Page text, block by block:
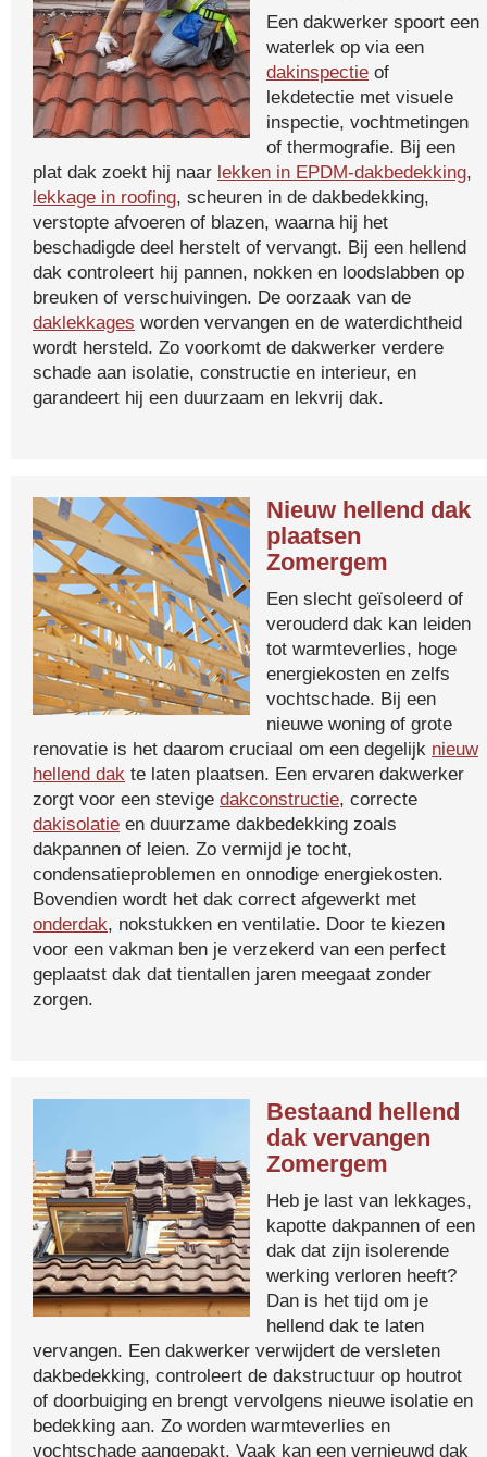
Een dakwerker spoort een
waterlek op via een
dakinspectie of
lekdetectie met visuele
inspectie, vochtmetingen
of thermografie. Bij een
plat dak zoekt hij naar lekken in EPDM-dakbedekking,
lekkage in roofing, scheuren in de dakbedekking,
verstopte afvoeren of blazen, waarna hij het
beschadigde deel herstelt of vervangt. Bij een hellend
dak controleert hij pannen, nokken en loodslabben op
breuken of verschuivingen. De oorzaak van de
daklekkages worden vervangen en de waterdichtheid
wordt hersteld. Zo voorkomt de dakwerker verdere
schade aan isolatie, constructie en interieur, en
garandeert hij een duurzaam en lekvrij dak.
Nieuw hellend dak
plaatsen
Zomergem
Een slecht geïsoleerd of
verouderd dak kan leiden
tot warmteverlies, hoge
energiekosten en zelfs
vochtschade. Bij een
nieuwe woning of grote
renovatie is het daarom cruciaal om een degelijk nieuw
hellend dak te laten plaatsen. Een ervaren dakwerker
zorgt voor een stevige dakconstructie, correcte
dakisolatie en duurzame dakbedekking zoals
dakpannen of leien. Zo vermijd je tocht,
condensatieproblemen en onnodige energiekosten.
Bovendien wordt het dak correct afgewerkt met
onderdak, nokstukken en ventilatie. Door te kiezen
voor een vakman ben je verzekerd van een perfect
geplaatst dak dat tientallen jaren meegaat zonder
zorgen.
Bestaand hellend
dak vervangen
Zomergem
Heb je last van lekkages,
kapotte dakpannen of een
dak dat zijn isolerende
werking verloren heeft?
Dan is het tijd om je
hellend dak te laten
vervangen. Een dakwerker verwijdert de versleten
dakbedekking, controleert de dakstructuur op houtrot
of doorbuiging en brengt vervolgens nieuwe isolatie en
bedekking aan. Zo worden warmteverlies en
vochtschade aangepakt. Vaak kan een vernieuwd dak